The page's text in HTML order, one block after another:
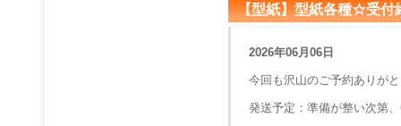
【型紙】型紙各種☆受付
2026年06月06日
今回も沢山のご予約ありが
発送予定：準備が整い次第、